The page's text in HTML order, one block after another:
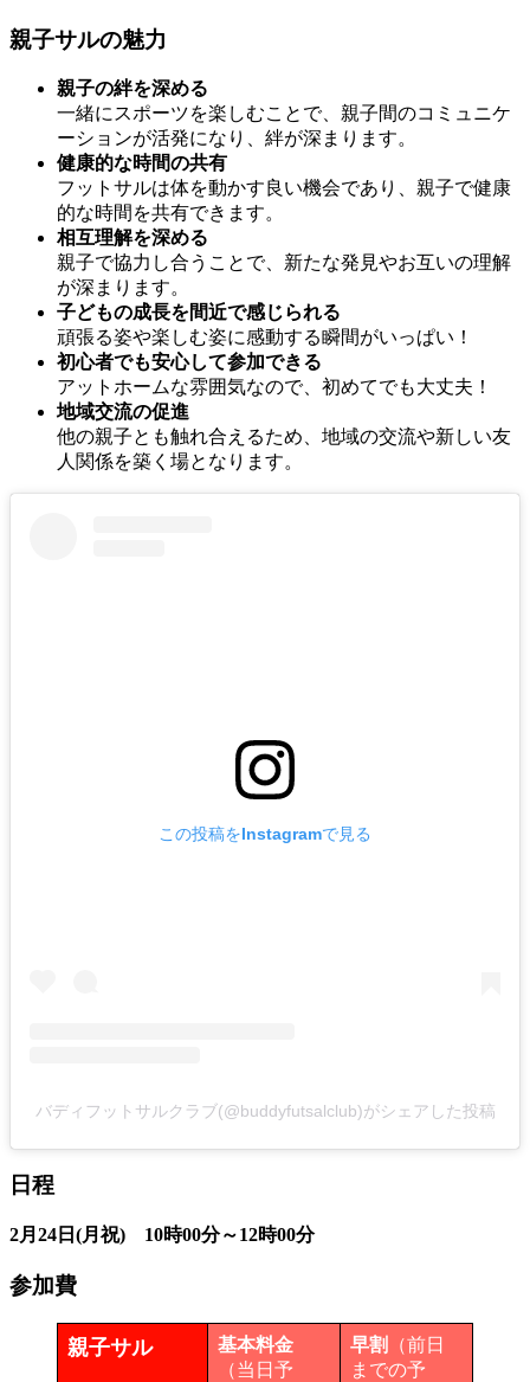
親子サルの魅力
親子の絆を深める
一緒にスポーツを楽しむことで、親子間のコミュニケ
ーションが活発になり、絆が深まります。
健康的な時間の共有
フットサルは体を動かす良い機会であり、親子で健康
的な時間を共有できます。
相互理解を深める
親子で協力し合うことで、新たな発見やお互いの理解
が深まります。
子どもの成長を間近で感じられる
頑張る姿や楽しむ姿に感動する瞬間がいっぱい！
初心者でも安心して参加できる
アットホームな雰囲気なので、初めてでも大丈夫！
地域交流の促進
他の親子とも触れ合えるため、地域の交流や新しい友
人関係を築く場となります。
この投稿をInstagramで見る
バディフットサルクラブ(@buddyfutsalclub)がシェアした投稿
日程
2月24日(月祝) 10時00分～12時00分
参加費
親子サル
基本料金
（当日予
早割
（前日
までの予